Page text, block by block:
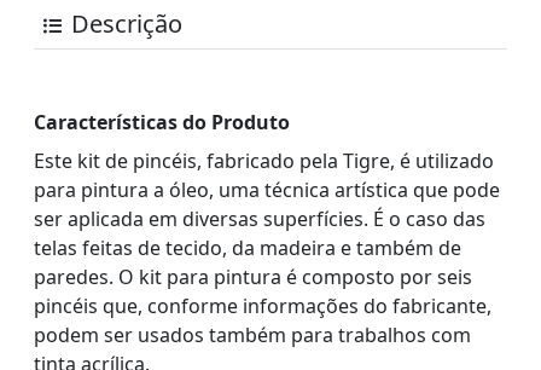
Descrição
Características do Produto
Este kit de pincéis, fabricado pela Tigre, é utilizado
para pintura a óleo, uma técnica artística que pode
ser aplicada em diversas superfícies. É o caso das
telas feitas de tecido, da madeira e também de
paredes. O kit para pintura é composto por seis
pincéis que, conforme informações do fabricante,
podem ser usados também para trabalhos com
tinta acrílica.